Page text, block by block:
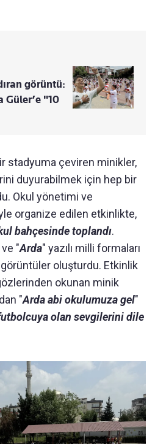
görüntü:
Güler’e "10
stadyuma çeviren minikler,
duyurabilmek için hep bir
Okul yönetimi ve
organize edilen etkinlikte,
bahçesinde toplandı.
ve "Arda" yazılı milli formaları
oluşturdu. Etkinlik
okunan minik
"Arda abi okulumuza gel"
olan sevgilerini dile